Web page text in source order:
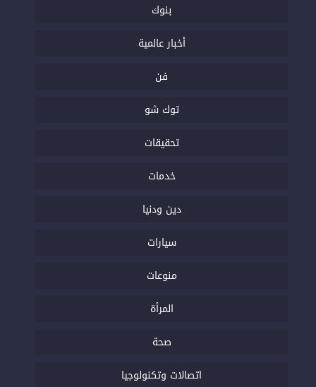
بنوك
أخبار عالمية
فن
توك شو
تحقيقات
خدمات
دين ودنيا
سيارات
منوعات
المرأة
صحة
اتصالات وتكنولوجيا